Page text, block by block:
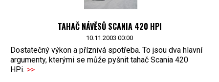
TAHAČ NÁVĚSŮ SCANIA 420 HPI
10.11.2003 00:00
Dostatečný výkon a příznivá spotřeba. To jsou dva hlavní
argumenty, kterými se může pyšnit tahač Scania 420
HPi. >>